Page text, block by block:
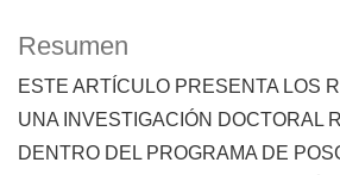
Resumen
ESTE ARTÍCULO PRESENTA LOS
UNA INVESTIGACIÓN DOCTORAL
DENTRO DEL PROGRAMA DE